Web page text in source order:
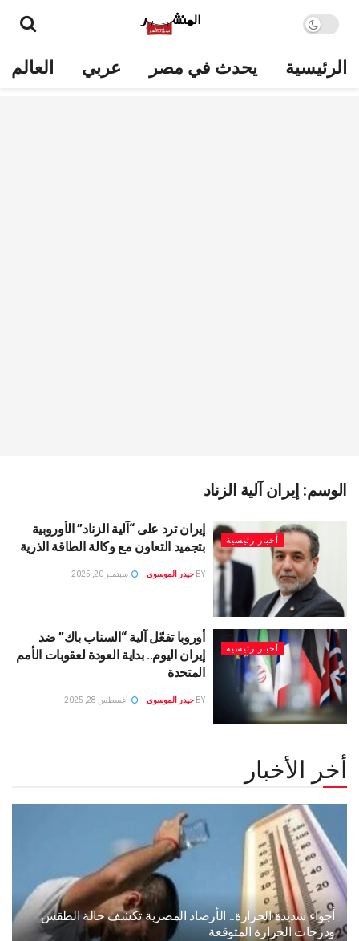
الرئيسية يحدث في مصر عربي العالم
الوسم: إيران آلية الزناد
أخبار رئيسية
إيران ترد على “آلية الزناد” الأوروبية
بتجميد التعاون مع وكالة الطاقة الذرية
BY حيدر الموسوى سبتمبر 20, 2025
أخبار رئيسية
أوروبا تفعّل آلية “السناب باك” ضد
إيران اليوم.. بداية العودة لعقوبات الأمم
المتحدة
BY حيدر الموسوى أغسطس 28, 2025
أخر الأخبار
أجواء شديدة الحرارة.. الأرصاد المصرية تكشف حالة الطقس
ودرجات الحرارة المتوقعة